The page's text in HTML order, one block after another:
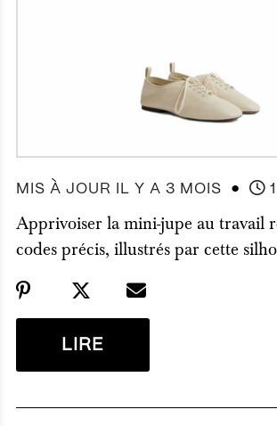
MIS À JOUR IL Y A 3 MOIS ● 1
Apprivoiser la mini-jupe au travail
codes précis, illustrés par cette
LIRE